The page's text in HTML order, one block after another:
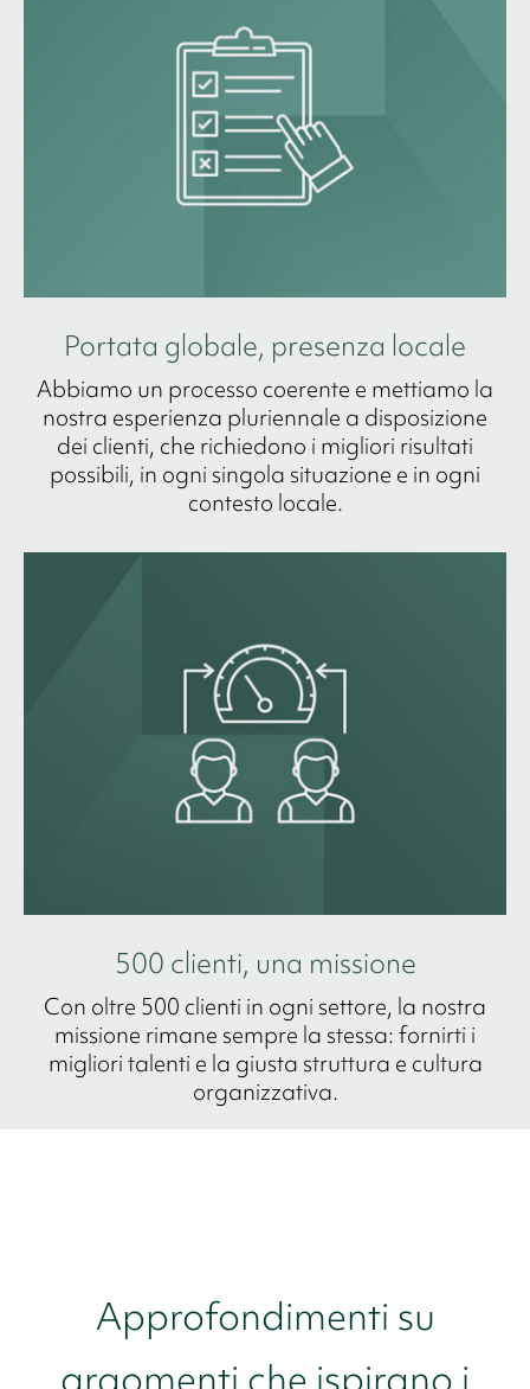
Portata globale, presenza locale
Abbiamo un processo coerente e mettiamo la
nostra esperienza pluriennale a disposizione
dei clienti, che richiedono i migliori risultati
possibili, in ogni singola situazione e in ogni
contesto locale.
500 clienti, una missione
Con oltre 500 clienti in ogni settore, la nostra
missione rimane sempre la stessa: fornirti i
migliori talenti e la giusta struttura e cultura
organizzativa.
Approfondimenti su